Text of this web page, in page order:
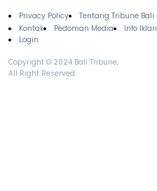
Footer
Privacy Policy
Tentang Tribune Bali
Kontak
Pedoman Media
Info Iklan
Login
Copyright © 2024 Bali Tribune,
All Right Reserved.